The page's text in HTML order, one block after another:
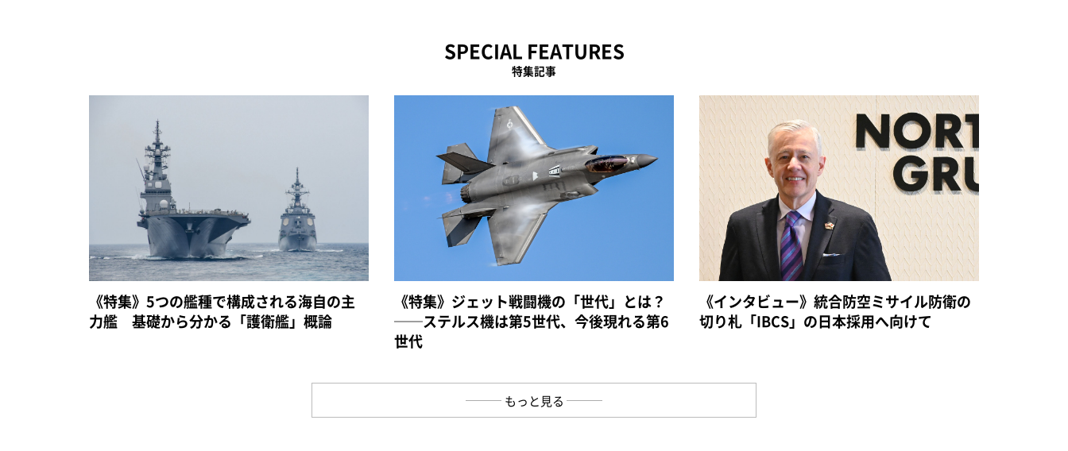
SPECIAL FEATURES
特集記事
《特集》5つの艦種で構成される海自の主
力艦 基礎から分かる「護衛艦」概論
《特集》ジェット戦闘機の「世代」とは？
──ステルス機は第5世代、今後現れる第6
世代
《インタビュー》統合防空ミサイル防衛の
切り札「IBCS」の日本採用へ向けて
もっと見る